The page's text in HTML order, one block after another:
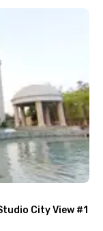
City View #1